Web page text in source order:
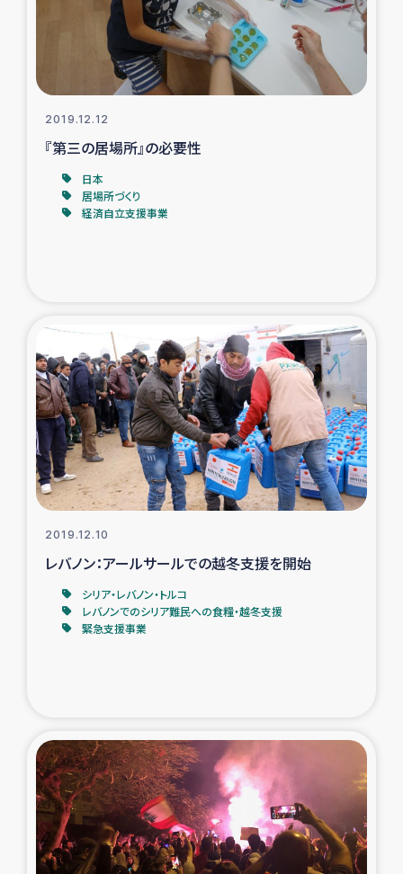
ガザ地区での公園の緑化を通じた支援事業
ガザ地区における被災住民への緊急支援
ふりかけ普及と食生活改善による栄養改善事業
民際教育
食べる
トルコ・シリア地震被災者支援
デニヤヤ小規模紅茶農家支援
ベイルート大規模爆発被災者支援
2019.12.12
『第三の居場所』の必要性
日本
居場所づくり
経済自立支援事業
2019.12.10
レバノン：アールサールでの越冬支援を開始
シリア・レバノン・トルコ
レバノンでのシリア難民への食糧・越冬支援
緊急支援事業